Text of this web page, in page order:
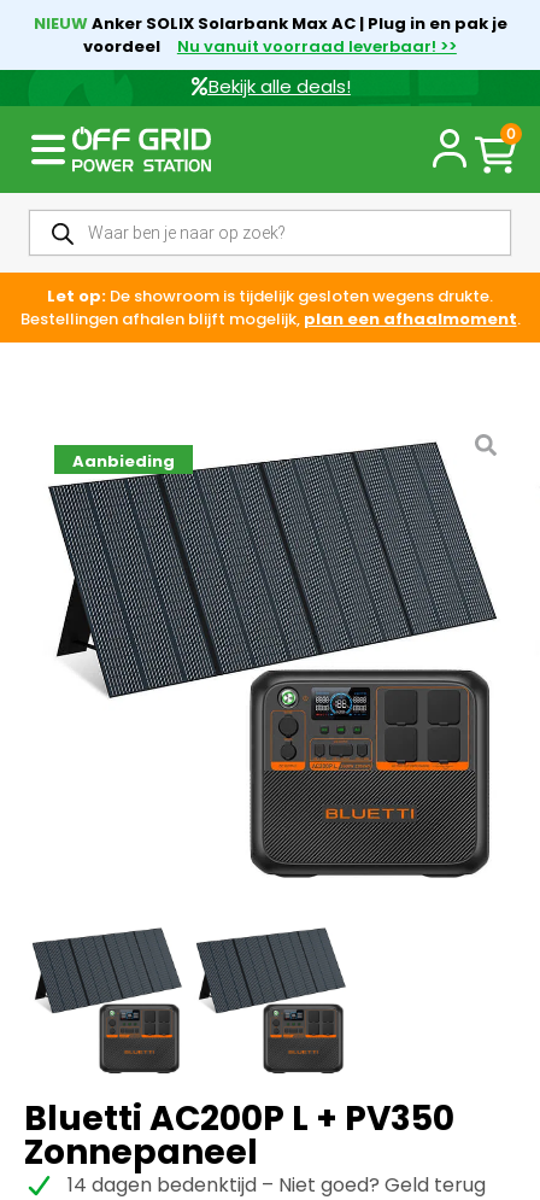
NIEUWAnker SOLIX Solarbank Max AC | Plug in en pak je
voordeel
Nu vanuit voorraad leverbaar! >>
Bekijk alle deals!
0
Let op: De showroom is tijdelijk gesloten wegens drukte.
Bestellingen afhalen blijft mogelijk, plan een afhaalmoment.
Aanbieding
Bluetti AC200P L + PV350
Zonnepaneel
14 dagen bedenktijd – Niet goed? Geld terug